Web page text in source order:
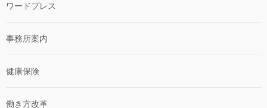
ワードプレス
事務所案内
健康保険
働き方改革